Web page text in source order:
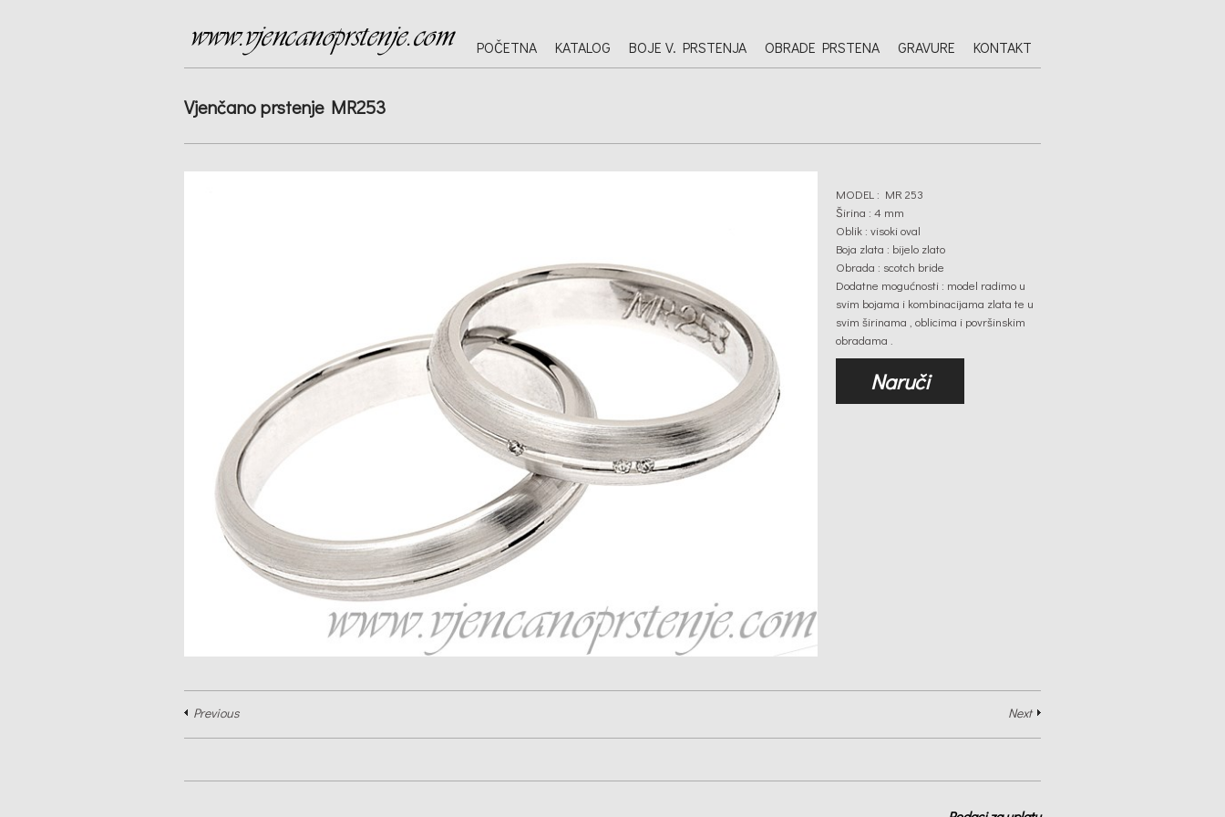
POČETNA KATALOG BOJE V. PRSTENJA OBRADE PRSTENA GRAVURE KONTAKT
Vjenčano prstenje MR253
MODEL : MR 253
Širina : 4 mm
Oblik : visoki oval
Boja zlata : bijelo zlato
Obrada : scotch bride
Dodatne mogućnosti : model radimo u
svim bojama i kombinacijama zlata te u
svim širinama , oblicima i površinskim
obradama .
Naruči
Previous Next